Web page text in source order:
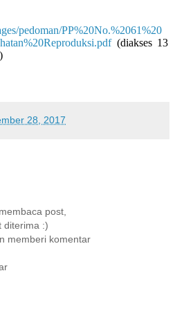
pedoman/PP%20No.%2061%20
(diakses 13
28, 2017
post,
diterima :)
memberi komentar